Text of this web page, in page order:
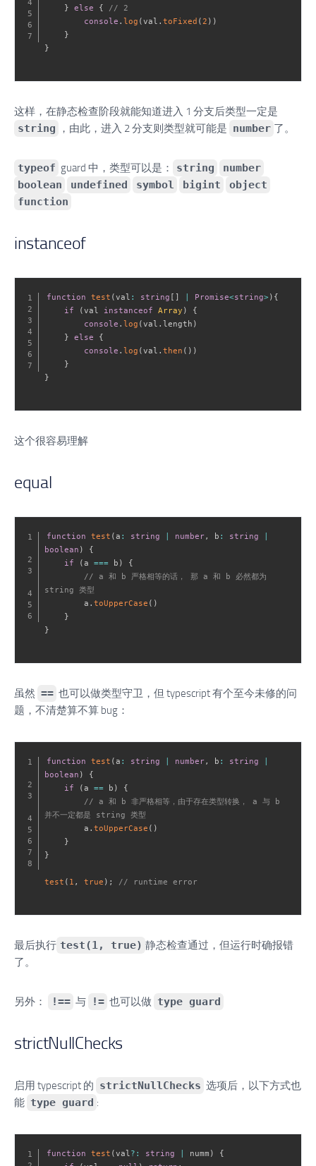
}
else {
// 2
console . log (val . toFixed (2 ) )
}
}
这样，在静态检查阶段就能知道进入 1 分支后类型一定是
string
，由此，进入 2 分支则类型就可能是 number 了。
typeof guard 中，类型可以是： string
number
boolean
undefined symbol bigint
object
function
instanceof
function test (val : string [ ] Promise<string> ) {
if
(val instanceof Array )
{
console . log (val . length )
}
else
{
console . log (val . then ( ) )
}
}
这个很容易理解
equal
function test (a : string number, b : string
boolean )
{
if
(a === b )
{
// a 和 b 严格相等的话， 那 a 和 b 必然都为
string 类型
        a
. toUpperCase ( )
}
}
虽然 == 也可以做类型守卫，但 typescript 有个至今未修的问
题，不清楚算不算 bug：
function test (a : string number, b : string
boolean )
{
if
(a == b )
{
// a 和 b 非严格相等，由于存在类型转换， a 与 b
并不一定都是 string 类型
        a
. toUpperCase ( )
}
}
test ( 1 , true ) ; // runtime error
最后执行 test(1, true) 静态检查通过，但运行时确报错
了。
另外： !== 与 != 也可以做 type guard
strictNullChecks
启用 typescript 的 strictNullChecks 选项后，以下方式也
能 type guard :
function test (val? : string numm )
{